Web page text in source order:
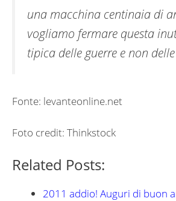
una macchina centinaia di
vogliamo fermare questa
tipica delle guerre e non delle
Fonte: levanteonline.net
Foto credit: Thinkstock
Related Posts:
2011 addio! Auguri di buon